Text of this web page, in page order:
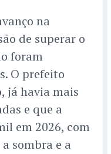
na
de superar o
foram
O prefeito
já havia mais
e que a
em 2026, com
sombra e a